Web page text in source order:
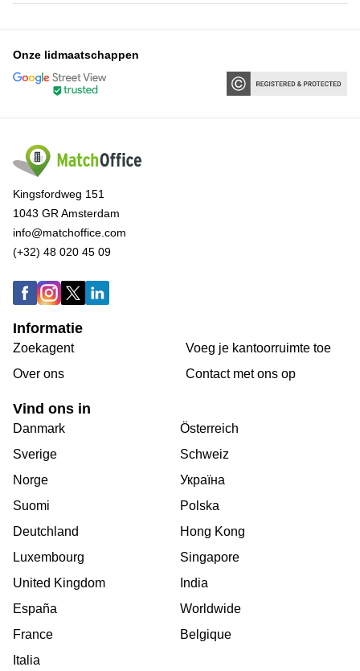
Onze lidmaatschappen
Kingsfordweg 151
1043 GR Amsterdam
info@matchoffice.com
(+32) 48 020 45 09
Informatie
Zoekagent
Over ons
Voeg je kantoorruimte toe
Сontact met ons op
Vind ons in
Danmark
Sverige
Norge
Suomi
Deutchland
Luxembourg
United Kingdom
España
France
Italia
Österreich
Schweiz
Україна
Polska
Hong Kong
Singapore
India
Worldwide
Belgique